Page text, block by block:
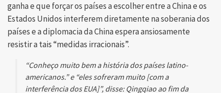
ganha e que forçar os países a escolher entre a China e os
Estados Unidos interferem diretamente na soberania dos
países e a diplomacia da China espera ansiosamente
resistir a tais “medidas irracionais”.
“Conheço muito bem a história dos países latino-
americanos.” e “eles sofreram muito [com a
interferência dos EUA]”, disse: Qingqiao ao fim da